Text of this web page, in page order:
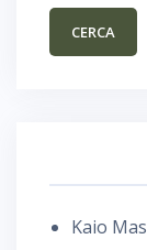
Kaio